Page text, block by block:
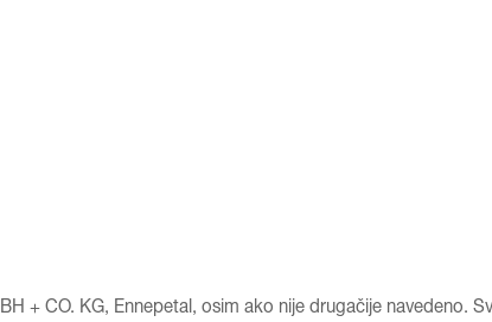
+ CO. KG, Ennepetal, osim ako nije drugačije navedeno.